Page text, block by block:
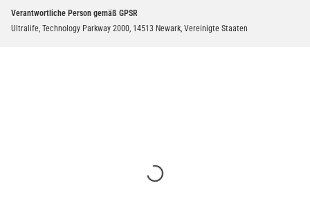
Verantwortliche Person gemäß GPSR
Ultralife, Technology Parkway 2000, 14513 Newark, Vereinigte Staaten